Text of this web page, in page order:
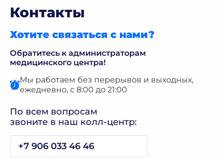
Контакты
Хотите связаться с нами?
Обратитесь к администраторам
медицинского центра!
Мы работаем без перерывов и выходных,
ежедневно, с 8:00 до 21:00
По всем вопросам
звоните в наш колл-центр:
+7 906 033 46 46